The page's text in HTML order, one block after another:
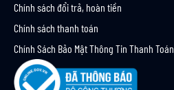
Chính sách đổi trả, hoàn tiền
Chính sách thanh toán
Chính Sách Bảo Mật Thông Tin Thanh Toán